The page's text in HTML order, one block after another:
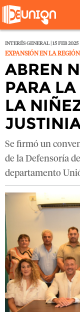
INTERÉS GENERAL | 15 FEB 2025
EXPANSIÓN EN LA REGIÓN
ABREN
PARA
LA
Se firmó un
de la Defensoría
departamento